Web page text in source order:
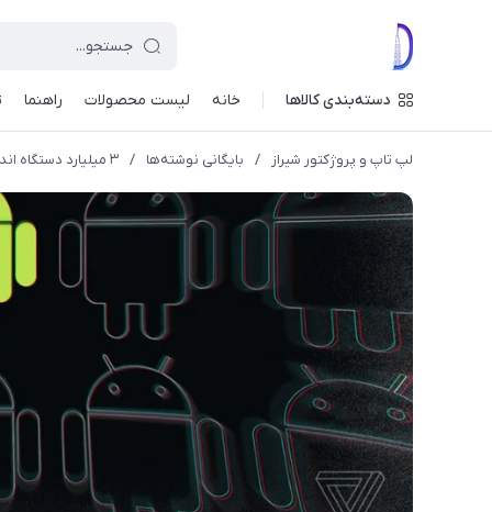
دسته‌بندی کالاها خانه لیست محصولات راهنما
لپ تاپ و پروژکتور شیراز / بایگانی نوشته‌ها / ۳ میلیارد دستگاه اندرویدی فعال در جهان وجود دارد! 🔹